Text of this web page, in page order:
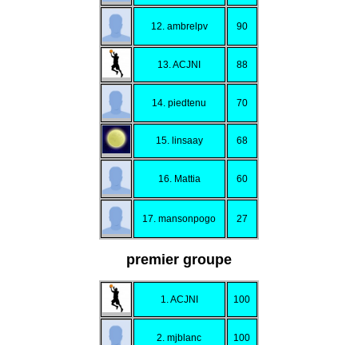
12. ambrelpv 90
13. ACJNI 88
14. piedtenu 70
15. linsaay 68
16. Mattia 60
17. mansonpogo 27
premier groupe
1. ACJNI 100
2. mjblanc 100